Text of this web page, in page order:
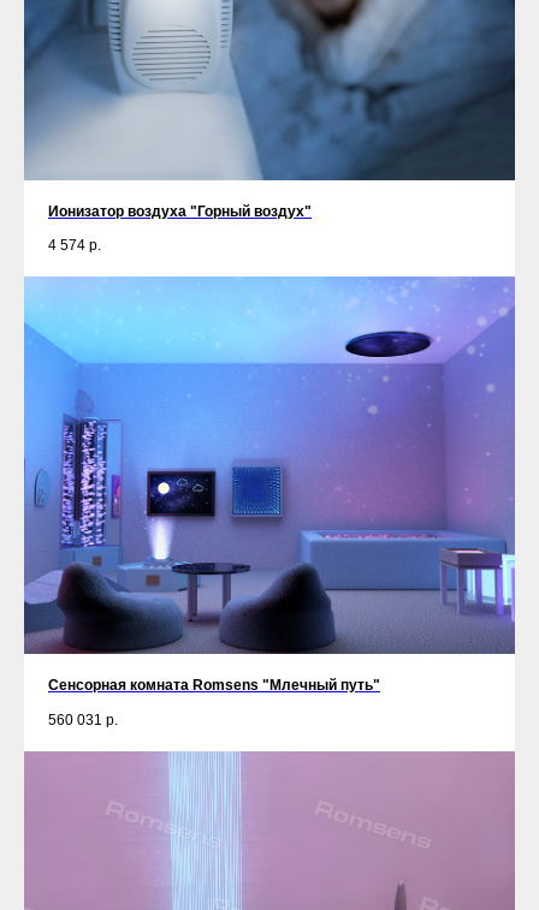
Ионизатор воздуха "Горный воздух"
4 574 р.
Сенсорная комната Romsens "Млечный путь"
560 031 р.